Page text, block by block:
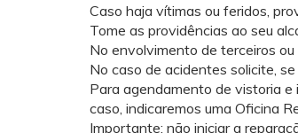
Caso haja vítimas ou feridos,
Tome as providências ao seu
No envolvimento de terceiros
No caso de acidentes solicite,
Para agendamento de vistoria
caso, indicaremos uma Oficina
Importante: não iniciar a